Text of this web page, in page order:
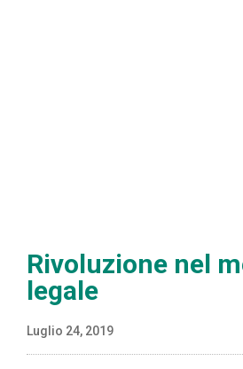
Rivoluzione nel
legale
Luglio 24, 2019